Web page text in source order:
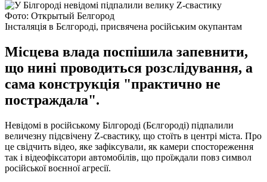
Фото: Открытый Белгород
Інсталяція в Бєлгороді, присвячена російським окупантам
Місцева влада поспішила запевнити,
що нині проводиться розслідування, а
сама конструкція "практично не
постраждала".
Невідомі в російському Білгороді (Бєлгороді) підпалили
величезну підсвічену Z-свастику, що стоїть в центрі міста. Про
це свідчить відео, яке зафіксували, як камери спостореження
так і відеофіксатори автомобілів, що проїждали повз символ
російської воєнної агресії.